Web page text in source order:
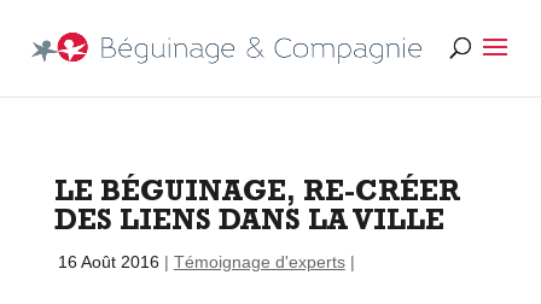
LE BÉGUINAGE, RE-CRÉER
DES LIENS DANS LA VILLE
16 Août 2016 | Témoignage d'experts|